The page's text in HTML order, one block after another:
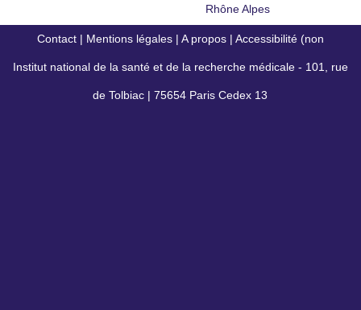
Rhône Alpes
Contact | Mentions légales | A propos | Accessibilité (non
conforme)
Institut national de la santé et de la recherche médicale - 101, rue
de Tolbiac | 75654 Paris Cedex 13